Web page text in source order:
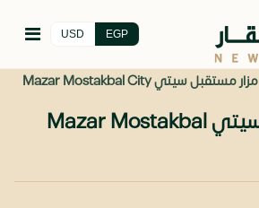
EGP
USD
مزار مستقبل سيتي Mazar Mostakbal City
مزار مستقبل سيتي Mazar Mostakbal